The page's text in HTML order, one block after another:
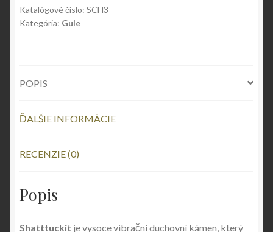
Katalógové číslo: SCH3
Kategória: Gule
POPIS
ĎALŠIE INFORMÁCIE
RECENZIE (0)
Popis
Shatttuckit je vysoce vibrační duchovní kámen, který